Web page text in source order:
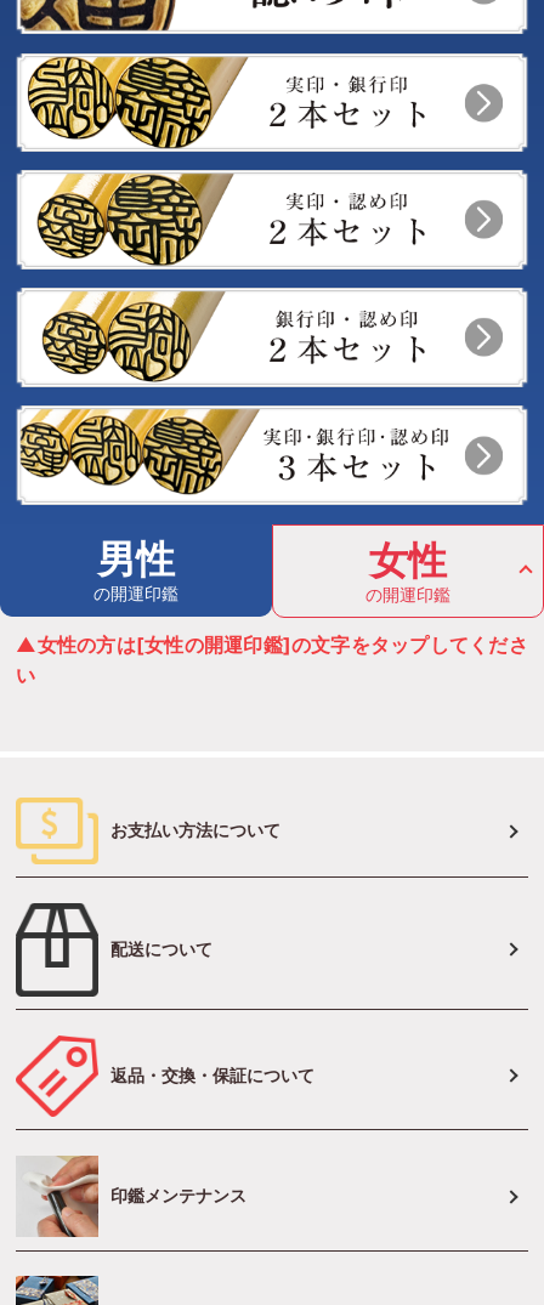
男性
の開運印鑑
女性
の開運印鑑
▲女性の方は[女性の開運印鑑]の文字をタップしてくださ
い
お支払い方法について
配送について
返品・交換・保証について
印鑑メンテナンス